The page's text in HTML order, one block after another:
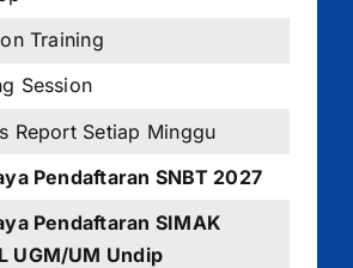
Training
Session
Report Setiap Minggu
Pendaftaran SNBT 2027
Pendaftaran SIMAK
UGM/UM Undip